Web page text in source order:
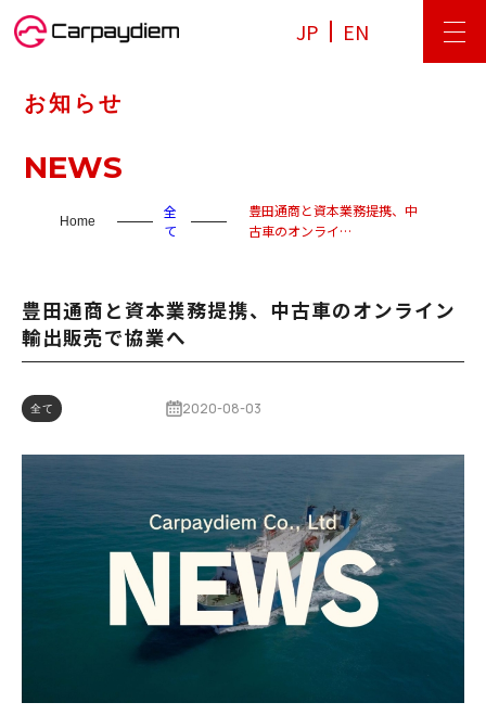
JP EN
お知らせ
NEWS
Home
全
て
豊田通商と資本業務提携、中
古車のオンライ…
豊田通商と資本業務提携、中古車のオンライン
輸出販売で協業へ
全て 2020-08-03